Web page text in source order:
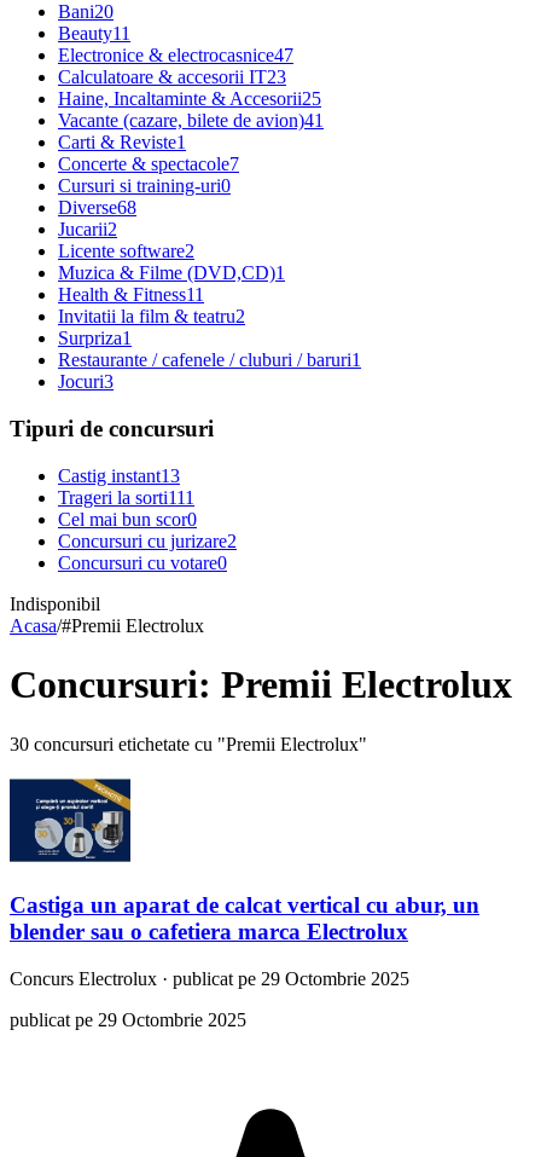
Bani20
Beauty11
Electronice & electrocasnice47
Calculatoare & accesorii IT23
Haine, Incaltaminte & Accesorii25
Vacante (cazare, bilete de avion)41
Carti & Reviste1
Concerte & spectacole7
Cursuri si training-uri0
Diverse68
Jucarii2
Licente software2
Muzica & Filme (DVD,CD)1
Health & Fitness11
Invitatii la film & teatru2
Surpriza1
Restaurante / cafenele / cluburi / baruri1
Jocuri3
Tipuri de concursuri
Castig instant13
Trageri la sorti111
Cel mai bun scor0
Concursuri cu jurizare2
Concursuri cu votare0
Indisponibil
Acasa/#Premii Electrolux
Concursuri: Premii Electrolux
30 concursuri etichetate cu "Premii Electrolux"
Castiga un aparat de calcat vertical cu abur, un
blender sau o cafetiera marca Electrolux
Concurs Electrolux · publicat pe 29 Octombrie 2025
publicat pe 29 Octombrie 2025